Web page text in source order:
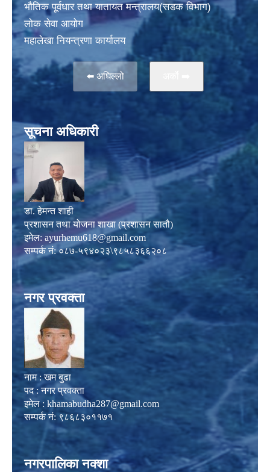
भाैतिक पूर्वधार तथा यातायत मन्त्रालय(सडक विभाग)
लाेक सेवा आयोग
महालेखा नियन्त्रणा कार्यालय
⬅️ अघिल्लो
सूचना अधिकारी
डा. हेमन्त शाही
प्रशासन तथा योजना शाखा (प्रशासन सातौ)
इमेल: ayurhemu618@gmail.com
सम्पर्क नं: ०८७-५९४०२३\९८५८३६६२०८
नगर प्रवक्ता
नाम : खम बुढा
पद : नगर प्रवक्ता
इमेल : khamabudha287@gmail.com
सम्पर्क नं: ९८६८३०११७१
नगरपालिका नक्शा